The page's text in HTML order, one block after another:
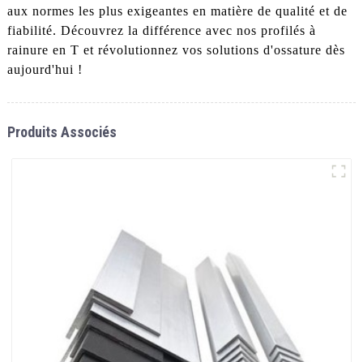
aux normes les plus exigeantes en matière de qualité et de
fiabilité. Découvrez la différence avec nos profilés à
rainure en T et révolutionnez vos solutions d'ossature dès
aujourd'hui !
Produits Associés